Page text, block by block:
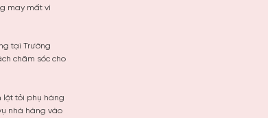
may mất vì
tại Trường
chăm sóc cho
lột tỏi phụ hàng
nhà hàng vào